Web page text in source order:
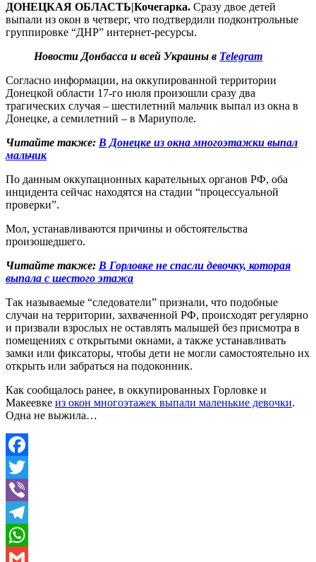
ДОНЕЦКАЯ ОБЛАСТЬ|Кочегарка. Сразу двое детей
выпали из окон в четверг, что подтвердили подконтрольные
группировке “ДНР” интернет-ресурсы.
Новости Донбасса и всей Украины в Telegram
Согласно информации, на оккупированной территории
Донецкой области 17-го июля произошли сразу два
трагических случая – шестилетний мальчик выпал из окна в
Донецке, а семилетний – в Мариуполе.
Читайте также: В Донецке из окна многоэтажки выпал
мальчик
По данным оккупационных карательных органов РФ, оба
инцидента сейчас находятся на стадии “процессуальной
проверки”.
Мол, устанавливаются причины и обстоятельства
произошедшего.
Читайте также: В Горловке не спасли девочку, которая
выпала с шестого этажа
Так называемые “следователи” признали, что подобные
случаи на территории, захваченной РФ, происходят регулярно
и призвали взрослых не оставлять малышей без присмотра в
помещениях с открытыми окнами, а также устанавливать
замки или фиксаторы, чтобы дети не могли самостоятельно их
открыть или забраться на подоконник.
Как сообщалось ранее, в оккупированных Горловке и
Макеевке из окон многоэтажек выпали маленькие девочки.
Одна не выжила…
Facebook
Twitter
Viber
Telegram
WhatsApp